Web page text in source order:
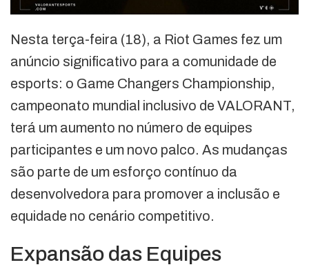
Nesta terça-feira (18), a Riot Games fez um
anúncio significativo para a comunidade de
esports: o Game Changers Championship,
campeonato mundial inclusivo de VALORANT,
terá um aumento no número de equipes
participantes e um novo palco. As mudanças
são parte de um esforço contínuo da
desenvolvedora para promover a inclusão e
equidade no cenário competitivo.
Expansão das Equipes